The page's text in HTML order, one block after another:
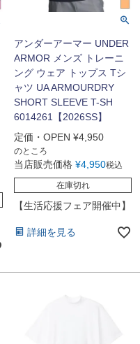
アンダーアーマー UNDER
ARMOR メンズ トレーニ
ング ウェア トップス Tシ
ャツ UA ARMOURDRY
SHORT SLEEVE T-SH
6014261【2026SS】
定価・OPEN ¥4,950
のところ
当店販売価格 ¥4,950税込
在庫切れ
【生活応援フェア開催中】
詳細を見る